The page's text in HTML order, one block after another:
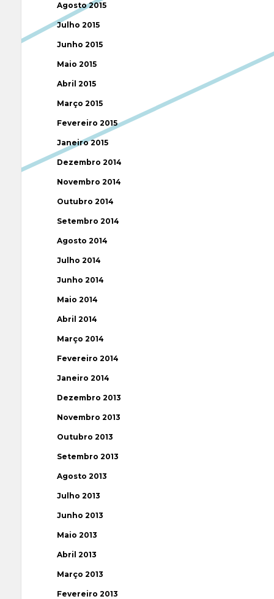
Agosto 2015
Julho 2015
Junho 2015
Maio 2015
Abril 2015
Março 2015
Fevereiro 2015
Janeiro 2015
Dezembro 2014
Novembro 2014
Outubro 2014
Setembro 2014
Agosto 2014
Julho 2014
Junho 2014
Maio 2014
Abril 2014
Março 2014
Fevereiro 2014
Janeiro 2014
Dezembro 2013
Novembro 2013
Outubro 2013
Setembro 2013
Agosto 2013
Julho 2013
Junho 2013
Maio 2013
Abril 2013
Março 2013
Fevereiro 2013